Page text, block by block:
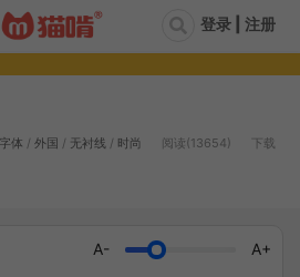
登录 | 注册
体 / 外国 / 无衬线 / 时尚 阅读(13654)
下载
A- A+